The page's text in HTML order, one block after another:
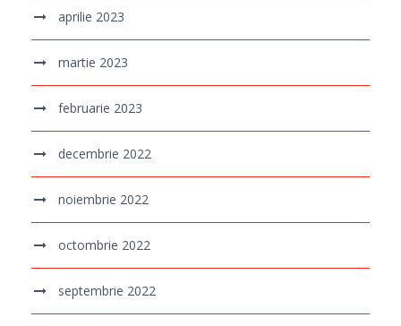
aprilie 2023
martie 2023
februarie 2023
decembrie 2022
noiembrie 2022
octombrie 2022
septembrie 2022